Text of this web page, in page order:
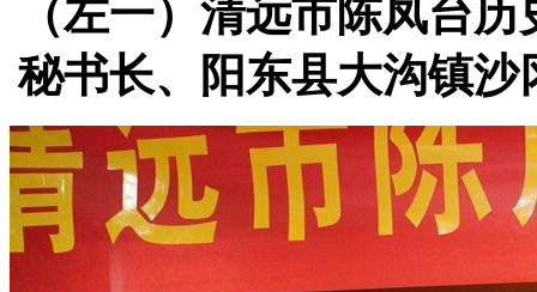
（左一）清远市陈凤台
秘书长、阳东县大沟镇沙